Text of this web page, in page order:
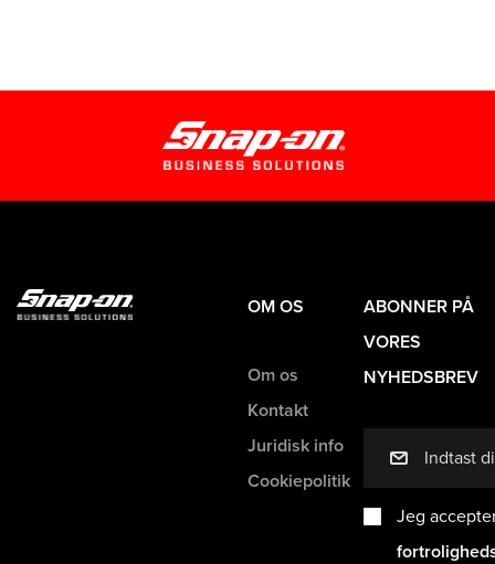
OM OS
Om os
Kontakt
Juridisk info
Cookiepolitik
ABONNER PÅ
VORES
NYHEDSBREV
mail
Jeg